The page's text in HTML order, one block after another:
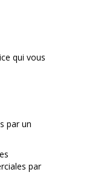
qui vous
par un
par